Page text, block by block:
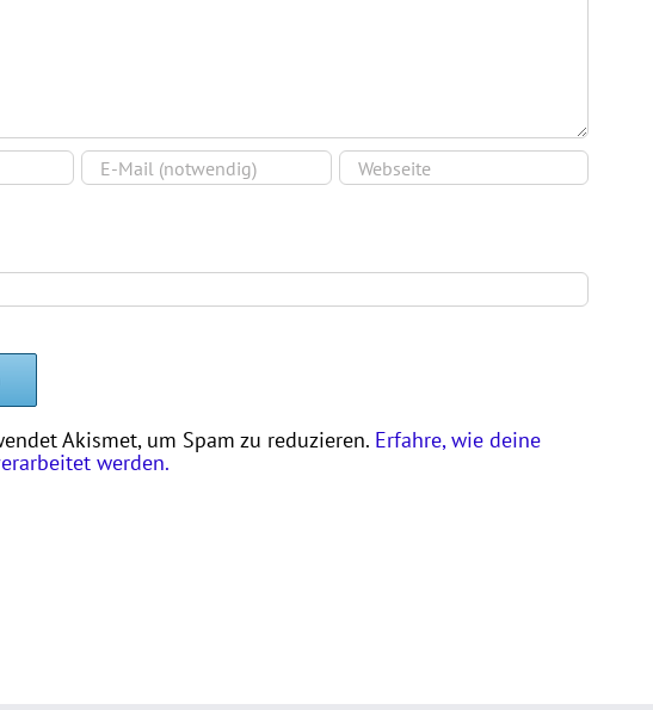
Akismet, um Spam zu reduzieren. Erfahre, wie deine
werden.